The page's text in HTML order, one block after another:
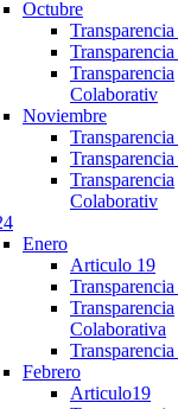
Octubre
Transparencia
Colaborativ
Noviembre
Transparencia
Colaborativ
Enero
Articulo 19
Transparencia
Colaborativa
Febrero
Articulo19